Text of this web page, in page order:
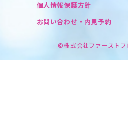
個人情報保護方針
お問い合わせ・内見予約
©株式会社ファーストプ